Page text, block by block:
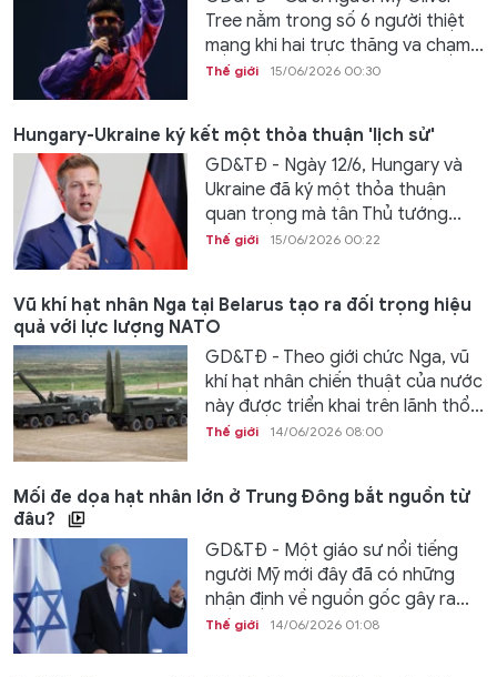
Tree nằm trong số 6 người thiệt
mạng khi hai trực thăng va chạm...
Thế giới 15/06/2026 00:30
Hungary-Ukraine ký kết một thỏa thuận 'lịch sử'
GD&TĐ - Ngày 12/6, Hungary và
Ukraine đã ký một thỏa thuận
quan trọng mà tân Thủ tướng...
Thế giới 15/06/2026 00:22
Vũ khí hạt nhân Nga tại Belarus tạo ra đối trọng hiệu
quả với lực lượng NATO
GD&TĐ - Theo giới chức Nga, vũ
khí hạt nhân chiến thuật của nước
này được triển khai trên lãnh thổ...
Thế giới 14/06/2026 08:00
Mối đe dọa hạt nhân lớn ở Trung Đông bắt nguồn từ
đâu?
GD&TĐ - Một giáo sư nổi tiếng
người Mỹ mới đây đã có những
nhận định về nguồn gốc gây ra...
Thế giới 14/06/2026 01:08